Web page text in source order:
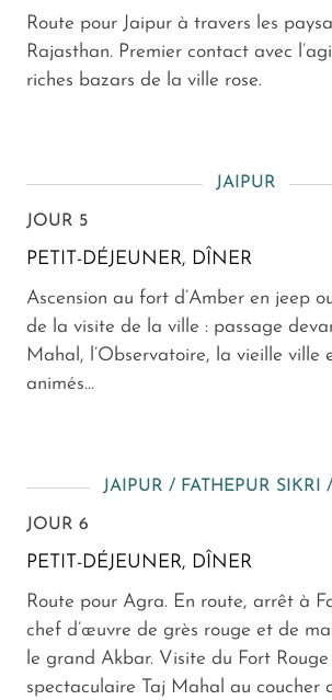
Route pour Jaipur à travers les
Rajasthan. Premier contact avec
riches bazars de la ville rose.
JAIPUR
JOUR 5
PETIT-DÉJEUNER, DÎNER
Ascension au fort d’Amber en jeep
de la visite de la ville : passage
Mahal, l’Observatoire, la vieille ville
animés…
JAIPUR / FATHEPUR SIKRI
JOUR 6
PETIT-DÉJEUNER, DÎNER
Route pour Agra. En route, arrêt à
chef d’œuvre de grès rouge et de
le grand Akbar. Visite du Fort
spectaculaire Taj Mahal au coucher